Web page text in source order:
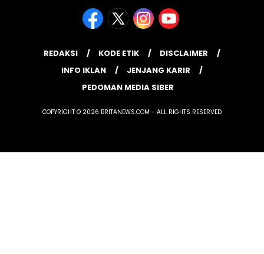
REDAKSI KODE ETIK
DISCLAIMER
INFO IKLAN
JENJANG KARIR
PEDOMAN MEDIA SIBER
COPYRIGHT © 2026 BRITANEWS.COM - ALL RIGHTS RESERVED